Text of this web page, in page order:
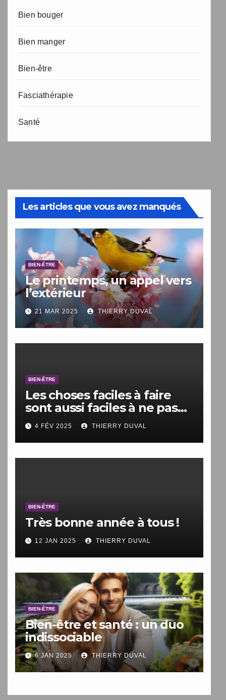
Bien bouger
Bien manger
Bien-être
Fasciathérapie
Santé
Les articles que vous avez manqués
BIEN-ÊTRE
Le printemps, un appel vers
l’extérieur
21 MAR 2025 THIERRY DUVAL
BIEN-ÊTRE
Les choses faciles à faire
sont aussi faciles à ne pas
faire.
4 FÉV 2025 THIERRY DUVAL
BIEN-ÊTRE
Très bonne année à tous !
12 JAN 2025 THIERRY DUVAL
BIEN-ÊTRE
Bien-être et santé : un duo
indissociable
6 JAN 2025 THIERRY DUVAL